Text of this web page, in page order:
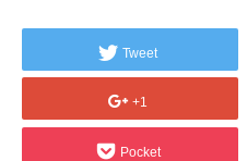
Tweet
+1
Pocket